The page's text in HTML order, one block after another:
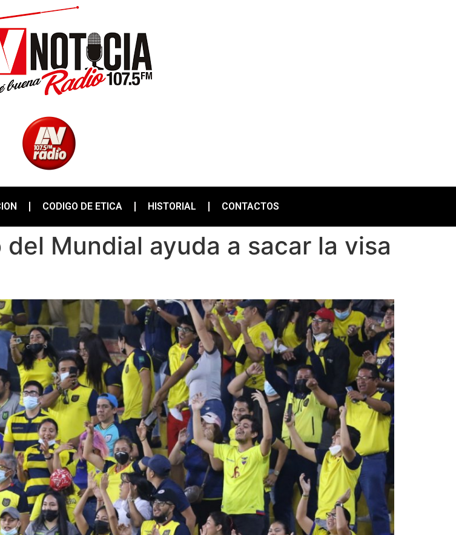
CODIGO DE ETICA HISTORIAL CONTACTOS
Mundial ayuda a sacar la visa